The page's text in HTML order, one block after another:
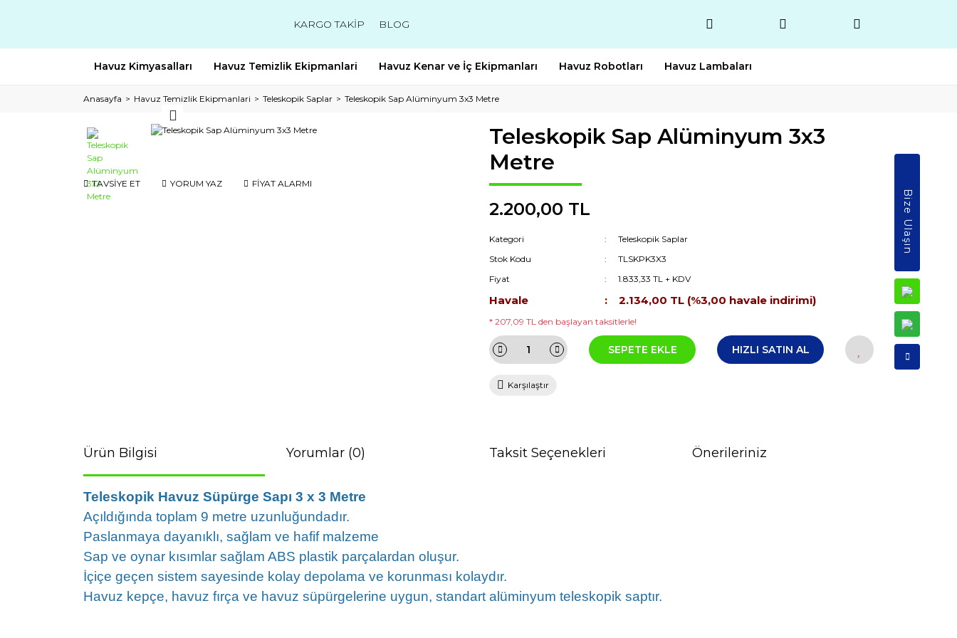
KARGO TAKİP BLOG
Havuz Kimyasalları Havuz Temizlik Ekipmanlari Havuz Kenar ve İç Ekipmanları Havuz Robotları Havuz Lambaları
Anasayfa Havuz Temizlik Ekipmanlari Teleskopik Saplar Teleskopik Sap Alüminyum 3x3 Metre
TAVSİYE ET YORUM YAZ FİYAT ALARMI
Teleskopik Sap Alüminyum 3x3
Metre
2.200,00 TL
Kategori
Teleskopik Saplar
Stok Kodu
TLSKPK3X3
Fiyat
1.833,33 TL + KDV
Havale 2.134,00 TL (%3,00 havale indirimi)
* 207,09 TL den başlayan taksitlerle!
SEPETE EKLE HIZLI SATIN AL
Karşılaştır
Ürün Bilgisi Yorumlar (0) Taksit Seçenekleri Önerileriniz
Teleskopik Havuz Süpürge Sapı 3 x 3 Metre
Açıldığında toplam 9 metre uzunluğundadır.
Paslanmaya dayanıklı, sağlam ve hafif malzeme
Sap ve oynar kısımlar sağlam ABS plastik parçalardan oluşur.
İçiçe geçen sistem sayesinde kolay depolama ve korunması kolaydır.
Havuz kepçe, havuz fırça ve havuz süpürgelerine uygun, standart alüminyum teleskopik saptır.
Bize Ulaşın